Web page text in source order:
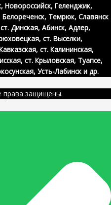
Геленджик,
Темрюк, Славянск
Динская, Абинск, Адлер,
ст. Выселки,
ст. Калининская,
ст. Крыловская, Туапсе,
Усть-Лабинск и др.
права защищены.